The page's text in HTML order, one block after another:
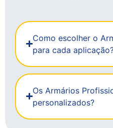
Como escolher o
para cada
Os Armários
personalizados?